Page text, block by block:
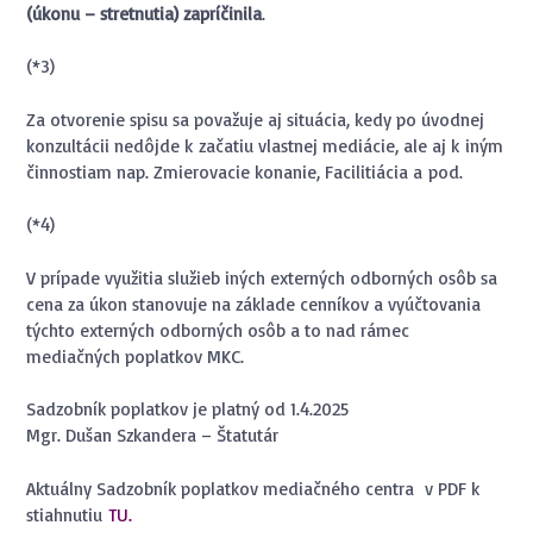
(úkonu – stretnutia) zapríčinila.
(*3)
Za otvorenie spisu sa považuje aj situácia, kedy po úvodnej
konzultácii nedôjde k začatiu vlastnej mediácie, ale aj k iným
činnostiam nap. Zmierovacie konanie, Facilitiácia a pod.
(*4)
V prípade využitia služieb iných externých odborných osôb sa
cena za úkon stanovuje na základe cenníkov a vyúčtovania
týchto externých odborných osôb a to nad rámec
mediačných poplatkov MKC.
Sadzobník poplatkov je platný od 1.4.2025
Mgr. Dušan Szkandera – Štatutár
Aktuálny Sadzobník poplatkov mediačného centra v PDF k
stiahnutiu TU.